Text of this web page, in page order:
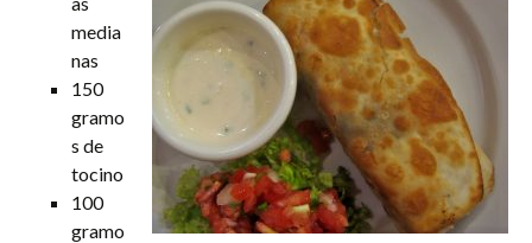
media
nas
150
gramo
s de
tocino
100
gramo